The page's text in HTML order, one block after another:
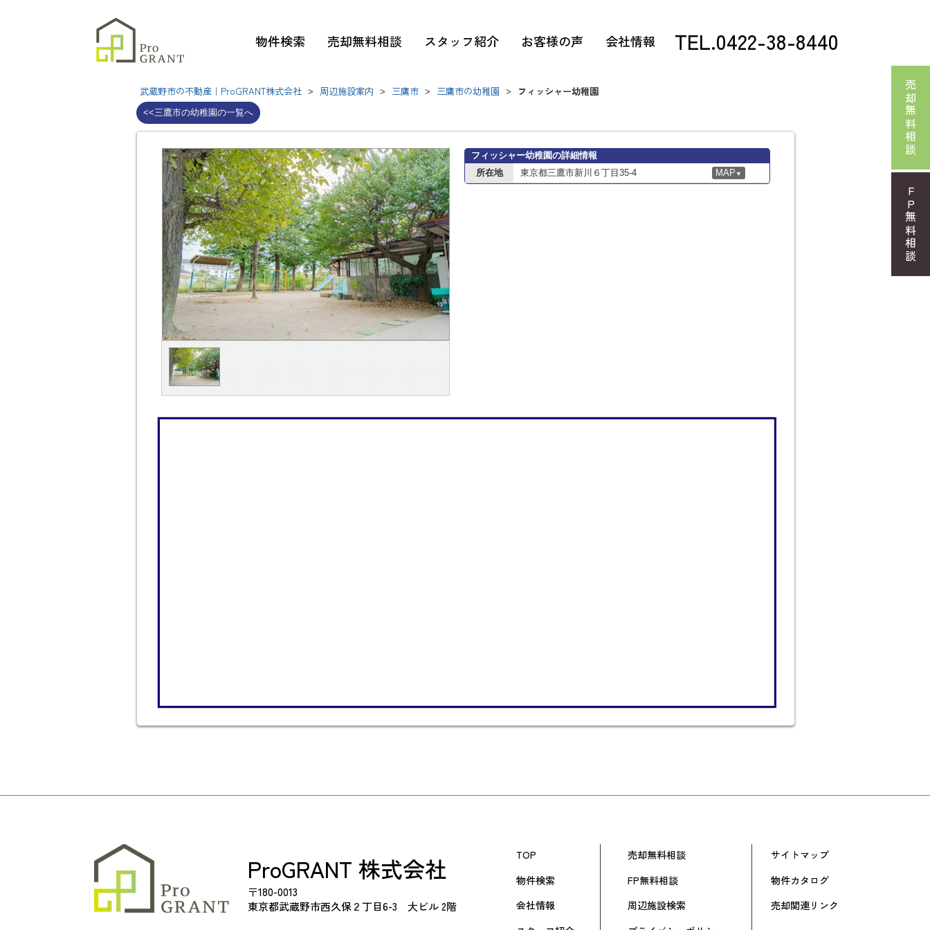
物件検索 売却無料相談 スタッフ紹介 お客様の声 会社情報 TEL.0422-38-8440
武蔵野市の不動産｜ProGRANT株式会社 > 周辺施設案内 > 三鷹市 > 三鷹市の幼稚園 > フィッシャー幼稚園
<<三鷹市の幼稚園の一覧へ
フィッシャー幼稚園の詳細情報
所在地
東京都三鷹市新川６丁目35-4 MAP ▼
ProGRANT 株式会社
〒180-0013
東京都武蔵野市西久保２丁目6-3 大ビル 2階
TOP
物件検索
会社情報
売却無料相談
FP無料相談
周辺施設検索
サイトマップ
物件カタログ
売却関連リンク
売却無料相談
FP無料相談